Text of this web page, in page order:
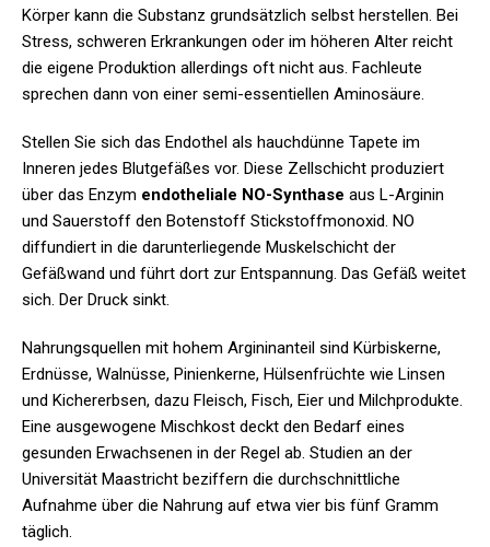
Körper kann die Substanz grundsätzlich selbst herstellen. Bei
Stress, schweren Erkrankungen oder im höheren Alter reicht
die eigene Produktion allerdings oft nicht aus. Fachleute
sprechen dann von einer semi-essentiellen Aminosäure.
Stellen Sie sich das Endothel als hauchdünne Tapete im
Inneren jedes Blutgefäßes vor. Diese Zellschicht produziert
über das Enzym endotheliale NO-Synthase aus L-Arginin
und Sauerstoff den Botenstoff Stickstoffmonoxid. NO
diffundiert in die darunterliegende Muskelschicht der
Gefäßwand und führt dort zur Entspannung. Das Gefäß weitet
sich. Der Druck sinkt.
Nahrungsquellen mit hohem Argininanteil sind Kürbiskerne,
Erdnüsse, Walnüsse, Pinienkerne, Hülsenfrüchte wie Linsen
und Kichererbsen, dazu Fleisch, Fisch, Eier und Milchprodukte.
Eine ausgewogene Mischkost deckt den Bedarf eines
gesunden Erwachsenen in der Regel ab. Studien an der
Universität Maastricht beziffern die durchschnittliche
Aufnahme über die Nahrung auf etwa vier bis fünf Gramm
täglich.